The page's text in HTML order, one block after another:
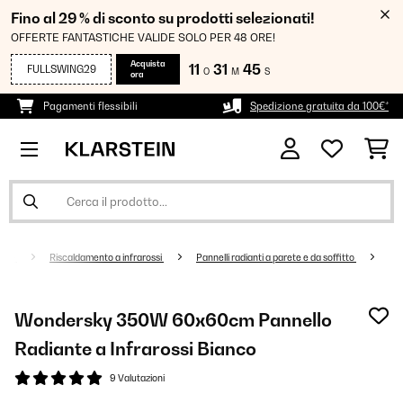
Fino al 29 % di sconto su prodotti selezionati!
OFFERTE FANTASTICHE VALIDE SOLO PER 48 ORE!
FULLSWING29
Acquista
ora
11 O 31 M 44 S
Pagamenti flessibili Spedizione gratuita da 100€*
Riscaldamento a infrarossi Pannelli radianti a parete e da soffitto
Wondersky 350W 60x60cm Pannello
Radiante a Infrarossi Bianco
9 Valutazioni